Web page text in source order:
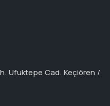
Ufuktepe Cad. Keçiören /